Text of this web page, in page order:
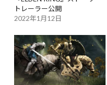
トレーラー公開
2022年1月12日